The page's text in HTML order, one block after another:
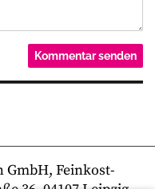
GmbH, Feinkost-